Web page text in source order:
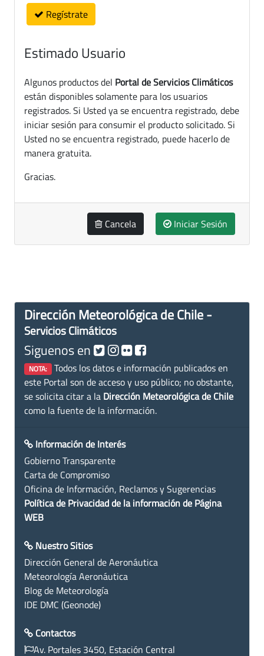
Regístrate
Estimado Usuario
Algunos productos del Portal de Servicios Climáticos
están disponibles solamente para los usuarios
registrados. Si Usted ya se encuentra registrado, debe
iniciar sesión para consumir el producto solicitado. Si
Usted no se encuentra registrado, puede hacerlo de
manera gratuita.
Gracias.
Cancela Iniciar Sesión
Dirección Meteorológica de Chile -
Servicios Climáticos
Siguenos en
NOTA: Todos los datos e información publicados en
este Portal son de acceso y uso público; no obstante,
se solicita citar a la Dirección Meteorológica de Chile
como la fuente de la información.
Información de Interés
Gobierno Transparente
Carta de Compromiso
Oficina de Información, Reclamos y Sugerencias
Política de Privacidad de la información de Página
WEB
Nuestro Sitios
Dirección General de Aeronáutica
Meteorología Aeronáutica
Blog de Meteorología
IDE DMC (Geonode)
Contactos
Av. Portales 3450, Estación Central